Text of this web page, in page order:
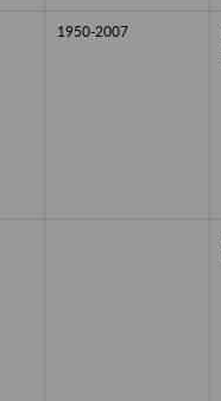
1950-2007